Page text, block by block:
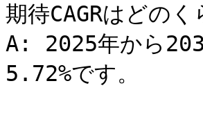
期待CAGRはどの
A: 2025年から
5.72%です。